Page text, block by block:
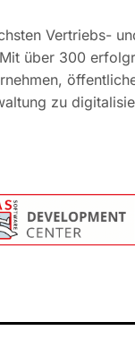
Vertriebs-
über 300
zu